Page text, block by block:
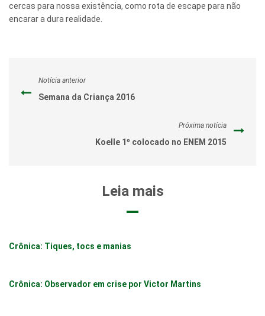
cercas para nossa existência, como rota de escape para não
encarar a dura realidade.
Notícia anterior
Semana da Criança 2016
Próxima notícia
Koelle 1º colocado no ENEM 2015
Leia mais
Crônica: Tiques, tocs e manias
Crônica: Observador em crise por Victor Martins